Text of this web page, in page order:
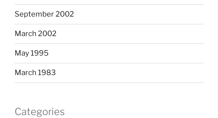
September 2002
March 2002
May 1995
March 1983
Categories